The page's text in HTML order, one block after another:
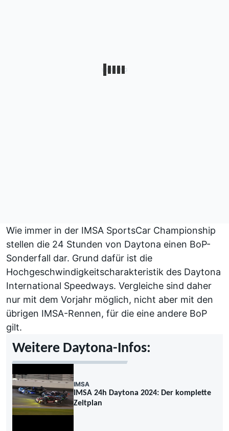
Wie immer in der IMSA SportsCar Championship
stellen die 24 Stunden von Daytona einen BoP-
Sonderfall dar. Grund dafür ist die
Hochgeschwindigkeitscharakteristik des Daytona
International Speedways. Vergleiche sind daher
nur mit dem Vorjahr möglich, nicht aber mit den
übrigen IMSA-Rennen, für die eine andere BoP
gilt.
Weitere Daytona-Infos:
IMSA
IMSA 24h Daytona 2024: Der komplette
Zeitplan